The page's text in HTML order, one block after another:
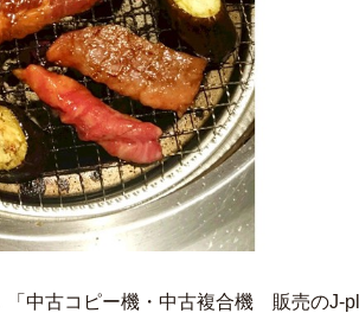
「中古コピー機・中古複合機 販売のJ-